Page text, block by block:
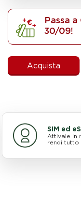
Passa
30/09!​
Acquista
SIM ed
Attivale in
rendi tutto